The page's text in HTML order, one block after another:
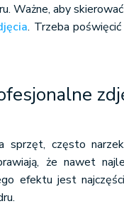
Ważne, aby
. Trzeba
często
że nawet
efektu jest